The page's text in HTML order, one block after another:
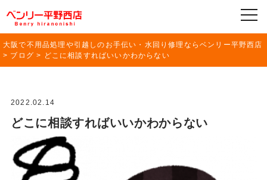
大阪で不用品処理や引越しのお手伝い・水回り修理ならベンリー平野西店
> ブログ > どこに相談すればいいかわからない
2022.02.14
どこに相談すればいいかわからない